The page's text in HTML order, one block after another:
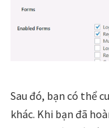
Sau đó, bạn có thể
khác. Khi bạn đã